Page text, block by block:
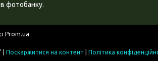
фотобанку.
Prom.ua
Поскаржитися на контент
Політика